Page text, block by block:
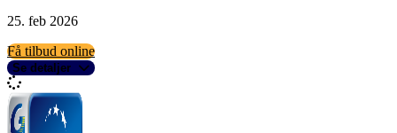
25. feb 2026
Få tilbud online
Se detaljer